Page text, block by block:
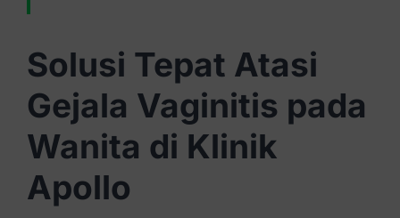
Solusi Tepat Atasi
Gejala Vaginitis pada
Wanita di Klinik
Apollo